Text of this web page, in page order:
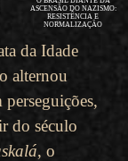
ASCENSÃO DO NAZISMO:
RESISTÊNCIA E
NORMALIZAÇÃO
da Idade
alternou
do século
, o